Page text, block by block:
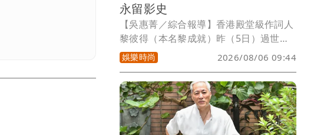
永留影史
【吳惠菁／綜合報導】香港殿堂級作詞人
黎彼得（本名黎成就）昨（5日）過世，
享壽76歲。據悉他今年3月入住養老院，1
個多月前暈倒送醫，證實中風，陷入昏迷
的他後來轉去療養院，昨早嚥氣，由兒子
處理後事。黎彼得早年和許冠傑合作無
間，包括《浪子心聲》、《打雀英雄傳》
在內，多首經典歌曲均由他填詞，張國榮
娛樂時尚 2026/08/06 09:44